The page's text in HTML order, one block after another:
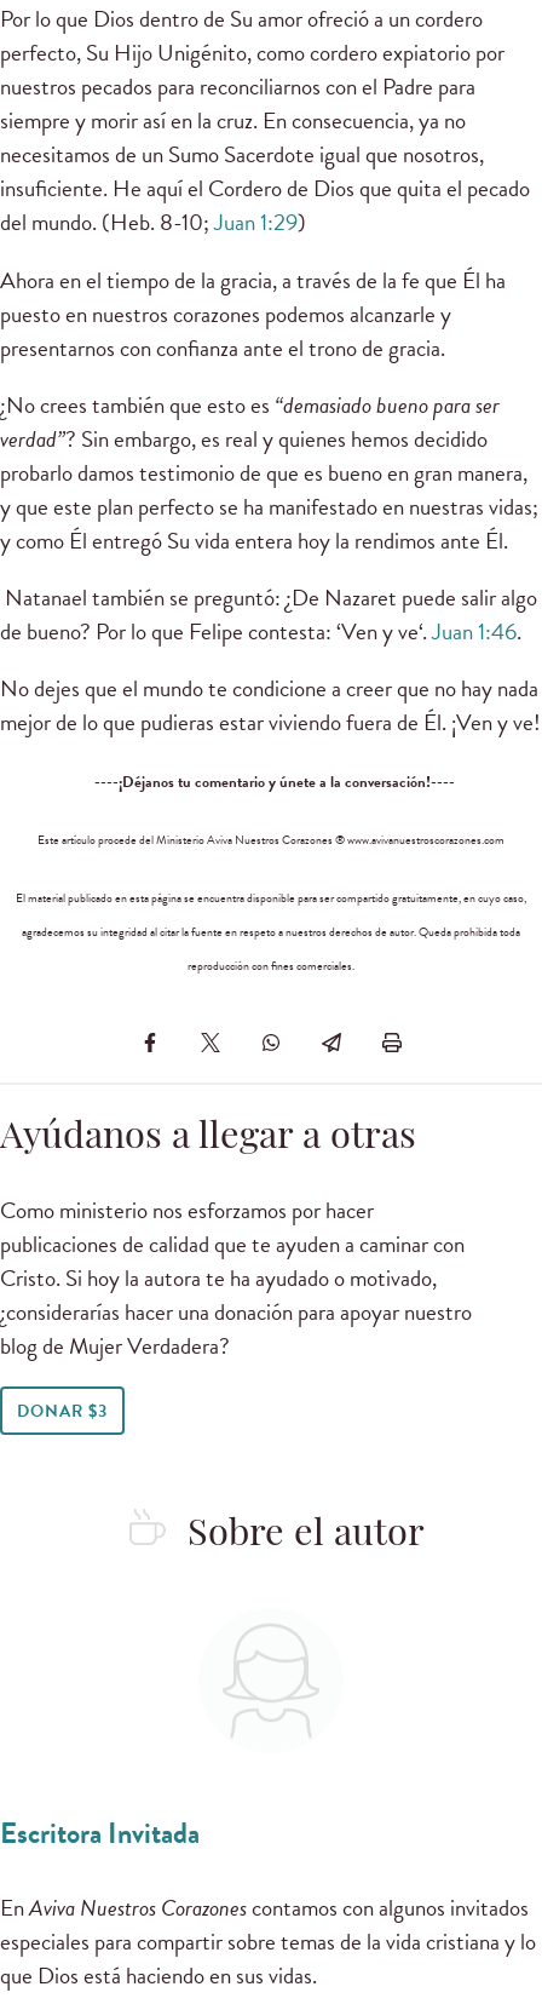
Por lo que Dios dentro de Su amor ofreció a un cordero
perfecto, Su Hijo Unigénito, como cordero expiatorio por
nuestros pecados para reconciliarnos con el Padre para
siempre y morir así en la cruz. En consecuencia, ya no
necesitamos de un Sumo Sacerdote igual que nosotros,
insuficiente. He aquí el Cordero de Dios que quita el pecado
del mundo. (Heb. 8-10;Juan 1:29)
Ahora en el tiempo de la gracia, a través de la fe que Él ha
puesto en nuestros corazones podemos alcanzarle y
presentarnos con confianza ante el trono de gracia.
¿No crees también que esto es “demasiado bueno para ser
verdad”? Sin embargo, es real y quienes hemos decidido
probarlo damos testimonio de que es bueno en gran manera,
y que este plan perfecto se ha manifestado en nuestras vidas;
y como Él entregó Su vida entera hoy la rendimos ante Él.
Natanael también se preguntó: ¿De Nazaret puede salir algo
de bueno? Por lo que Felipe contesta: ‘Ven y ve‘.Juan 1:46.
No dejes que el mundo te condicione a creer que no hay nada
mejor de lo que pudieras estar viviendo fuera de Él. ¡Ven y ve!
----¡Déjanos tu comentario y únete a la conversación!----
Este artículo procede del Ministerio Aviva Nuestros Corazones ® www.avivanuestroscorazones.com
El material publicado en esta página se encuentra disponible para ser compartido gratuitamente, en cuyo caso,
agradecemos su integridad al citar la fuente en respeto a nuestros derechos de autor. Queda prohibida toda
reproducción con fines comerciales.
Ayúdanos a llegar a otras
Como ministerio nos esforzamos por hacer
publicaciones de calidad que te ayuden a caminar con
Cristo. Si hoy la autora te ha ayudado o motivado,
¿considerarías hacer una donación para apoyar nuestro
blog de Mujer Verdadera?
DONAR $3
Sobre el autor
Escritora Invitada
EnAviva Nuestros Corazonescontamos con algunos invitados
especiales para compartir sobre temas de la vida cristiana y lo
que Dios está haciendo en sus vidas.